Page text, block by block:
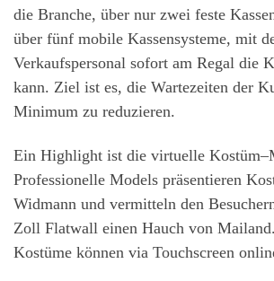
die Branche, über nur zwei feste
über fünf mobile Kassensysteme, mit
Verkaufspersonal sofort am Regal die
kann. Ziel ist es, die Wartezeiten der
Minimum zu reduzieren.
Ein Highlight ist die virtuelle
Professionelle Models präsentieren
Widmann und vermitteln den
Zoll Flatwall einen Hauch von
Kostüme können via Touchscreen